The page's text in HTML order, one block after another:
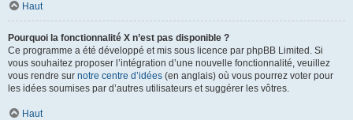
Haut
Pourquoi la fonctionnalité X n’est pas disponible ?
Ce programme a été développé et mis sous licence par phpBB Limited. Si
vous souhaitez proposer l’intégration d’une nouvelle fonctionnalité, veuillez
vous rendre sur notre centre d’idées (en anglais) où vous pourrez voter pour
les idées soumises par d’autres utilisateurs et suggérer les vôtres.
Haut